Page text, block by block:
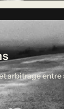
arbitrage